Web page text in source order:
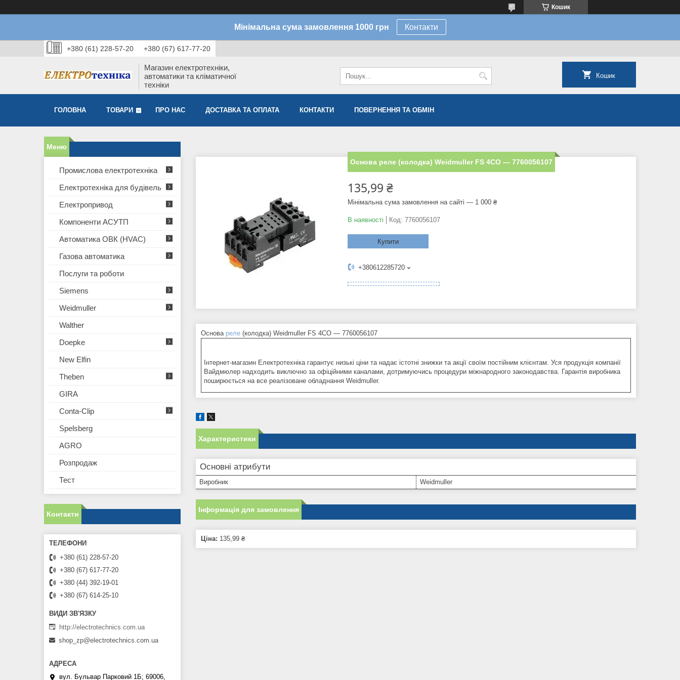
Кошик
Мінімальна сума замовлення 1000 грн Контакти
+380 (61) 228-57-20 +380 (67) 617-77-20
Магазин електротехніки,
автоматики та кліматичної
техніки
Кошик
ГОЛОВНА ТОВАРИ ПРО НАС ДОСТАВКА ТА ОПЛАТА КОНТАКТИ ПОВЕРНЕННЯ ТА ОБМІН
Основа реле (колодка) Weidmuller FS 4CO — 7760056107
135,99 ₴
Мінімальна сума замовлення на сайті — 1 000 ₴
В наявності Код: 7760056107
Купити
+380612285720
Основа реле (колодка) Weidmuller FS 4CO — 7760056107
Інтернет-магазин Електротехніка гарантує низькі ціни та надає істотні знижки та акції своїм постійним клієнтам. Уся продукція компанії
Вайдмюлер надходить виключно за офіційними каналами, дотримуючись процедури міжнародного законодавства. Гарантія виробника
поширюється на все реалізоване обладнання Weidmuller.
Характеристики
Основні атрибути
Виробник Weidmuller
Інформація для замовлення
Ціна: 135,99 ₴
Промислова електротехніка
Електротехніка для будівель
Електропривод
Компоненти АСУТП
Автоматика ОВК (HVAC)
Газова автоматика
Послуги та роботи
Siemens
Weidmuller
Walther
Doepke
New Elfin
Theben
GIRA
Conta-Clip
Spelsberg
AGRO
Розпродаж
Тест
Контакти
+380 (61) 228-57-20
+380 (67) 617-77-20
+380 (44) 392-19-01
+380 (67) 614-25-10
http://electrotechnics.com.ua
shop_zp@electrotechnics.com.ua
вул. Бульвар Парковий 1Б; 69006,